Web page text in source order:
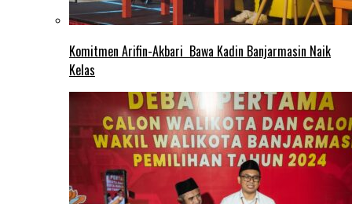
Komitmen Arifin-Akbari Bawa Kadin Banjarmasin Naik
Kelas